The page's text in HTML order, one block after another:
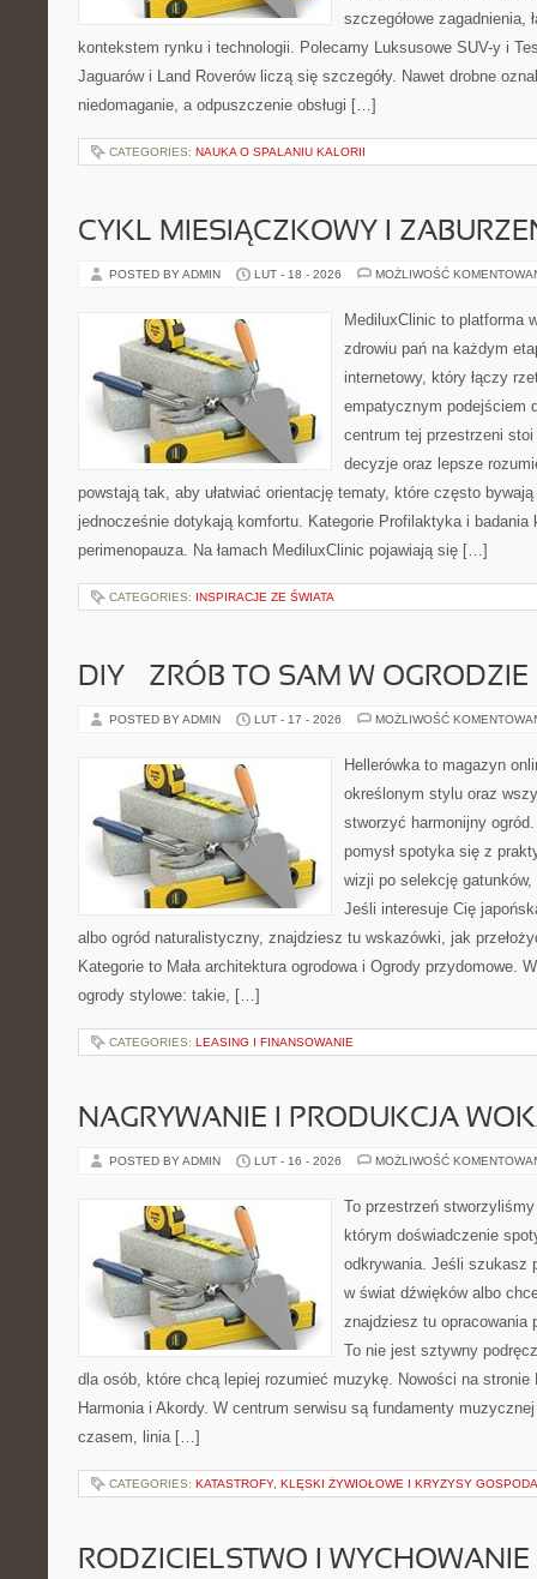
szczegółowe zagadnienia,
kontekstem rynku i technologii. Polecamy Luksusowe SUV-y i
Jaguarów i Land Roverów liczą się szczegóły. Nawet drobne
niedomaganie, a odpuszczenie obsługi […]
CATEGORIES: NAUKA O SPALANIU KALORII
CYKL MIESIĄCZKOWY I
POSTED BY ADMIN LUT - 18 - 2026 MOŻLIWOŚĆ
MediluxClinic to platforma
zdrowiu pań na każdym
internetowy, który łączy
empatycznym podejściem
centrum tej przestrzeni
decyzje oraz lepsze
powstają tak, aby ułatwiać orientację tematy, które często
jednocześnie dotykają komfortu. Kategorie Profilaktyka i badania
perimenopauza. Na łamach MediluxClinic pojawiają się […]
CATEGORIES: INSPIRACJE ZE ŚWIATA
DIY – ZRÓB TO SAM W OGRODZIE
POSTED BY ADMIN LUT - 17 - 2026 MOŻLIWOŚĆ
Hellerówka to magazyn
określonym stylu oraz
stworzyć harmonijny
pomysł spotyka się z
wizji po selekcję
Jeśli interesuje Cię
albo ogród naturalistyczny, znajdziesz tu wskazówki, jak
Kategorie to Mała architektura ogrodowa i Ogrody przydomowe.
ogrody stylowe: takie, […]
CATEGORIES: LEASING I FINANSOWANIE
NAGRYWANIE I PRODUKCJA
POSTED BY ADMIN LUT - 16 - 2026 MOŻLIWOŚĆ
To przestrzeń
którym doświadczenie
odkrywania. Jeśli szukasz
w świat dźwięków albo
znajdziesz tu opracowania
To nie jest sztywny
dla osób, które chcą lepiej rozumieć muzykę. Nowości na stronie
Harmonia i Akordy. W centrum serwisu są fundamenty
czasem, linia […]
CATEGORIES: KATASTROFY, KLĘSKI ŻYWIOŁOWE I KRYZYSY
RODZICIELSTWO I WYCHOWANIE